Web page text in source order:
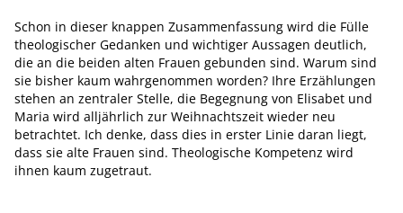
Schon in dieser knappen Zusammenfassung wird die Fülle
theologischer Gedanken und wichtiger Aussagen deutlich,
die an die beiden alten Frauen gebunden sind. Warum sind
sie bisher kaum wahrgenommen worden? Ihre Erzählungen
stehen an zentraler Stelle, die Begegnung von Elisabet und
Maria wird alljährlich zur Weihnachtszeit wieder neu
betrachtet. Ich denke, dass dies in erster Linie daran liegt,
dass sie alte Frauen sind. Theologische Kompetenz wird
ihnen kaum zugetraut.